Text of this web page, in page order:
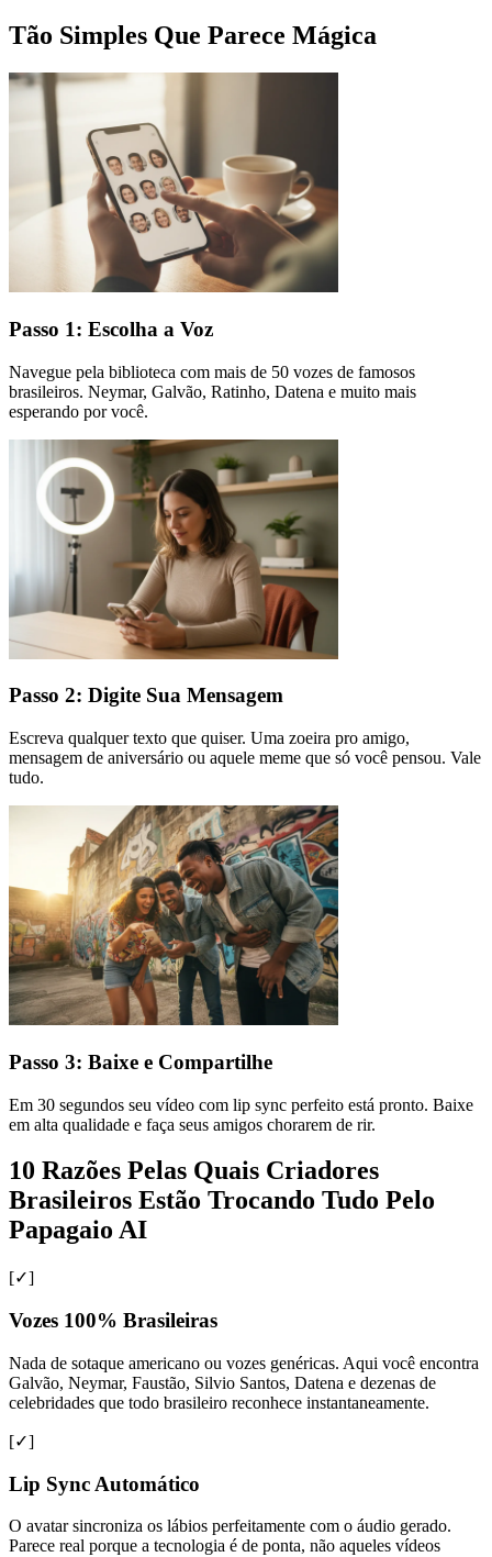
Tão Simples Que Parece Mágica
Passo 1: Escolha a Voz
Navegue pela biblioteca com mais de 50 vozes de famosos
brasileiros. Neymar, Galvão, Ratinho, Datena e muito mais
esperando por você.
Passo 2: Digite Sua Mensagem
Escreva qualquer texto que quiser. Uma zoeira pro amigo,
mensagem de aniversário ou aquele meme que só você pensou. Vale
tudo.
Passo 3: Baixe e Compartilhe
Em 30 segundos seu vídeo com lip sync perfeito está pronto. Baixe
em alta qualidade e faça seus amigos chorarem de rir.
10 Razões Pelas Quais Criadores
Brasileiros Estão Trocando Tudo Pelo
Papagaio AI
[✓]
Vozes 100% Brasileiras
Nada de sotaque americano ou vozes genéricas. Aqui você encontra
Galvão, Neymar, Faustão, Silvio Santos, Datena e dezenas de
celebridades que todo brasileiro reconhece instantaneamente.
[✓]
Lip Sync Automático
O avatar sincroniza os lábios perfeitamente com o áudio gerado.
Parece real porque a tecnologia é de ponta, não aqueles vídeos